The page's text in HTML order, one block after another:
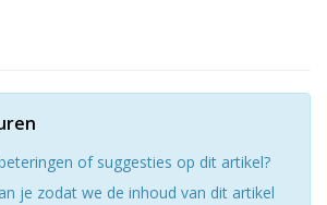
of suggesties op dit artikel?
je zodat we de inhoud van dit artikel